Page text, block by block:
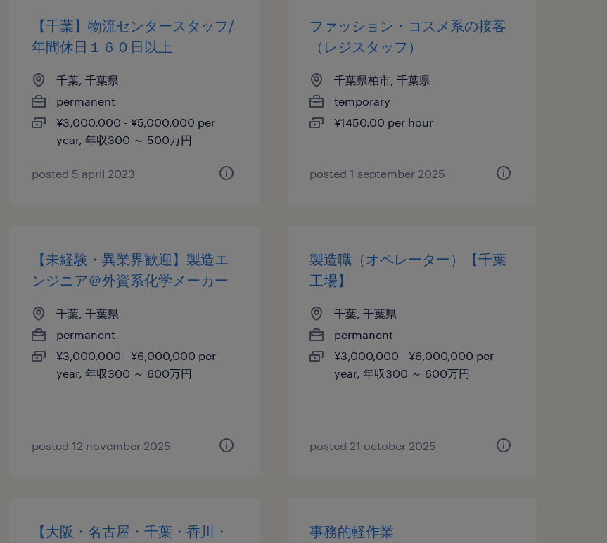
【千葉】物流センタースタッフ/
年間休日１６０日以上
千葉, 千葉県
permanent
¥3,000,000 - ¥5,000,000 per
year, 年収300 ～ 500万円
posted 5 april 2023
ファッション・コスメ系の接客
（レジスタッフ）
千葉県柏市, 千葉県
temporary
¥1450.00 per hour
posted 1 september 2025
【未経験・異業界歓迎】製造エ
ンジニア＠外資系化学メーカー
千葉, 千葉県
permanent
¥3,000,000 - ¥6,000,000 per
year, 年収300 ～ 600万円
posted 12 november 2025
製造職（オペレーター）【千葉
工場】
千葉, 千葉県
permanent
¥3,000,000 - ¥6,000,000 per
year, 年収300 ～ 600万円
posted 21 october 2025
【大阪・名古屋・千葉・香川・
事務的軽作業